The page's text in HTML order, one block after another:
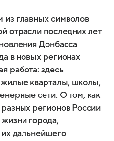
из главных символов
отрасли последних лет
Донбасса
в новых регионах
работа: здесь
жилые кварталы, школы,
сети. О том, как
регионов России
города,
их дальнейшего